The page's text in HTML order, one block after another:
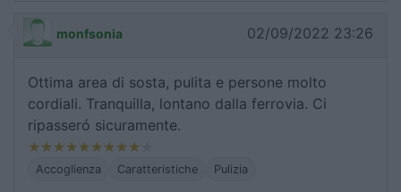
monfsonia 02/09/2022 23:26
Ottima area di sosta, pulita e persone molto
cordiali. Tranquilla, lontano dalla ferrovia. Ci
ripasseró sicuramente.
Accoglienza Caratteristiche Pulizia